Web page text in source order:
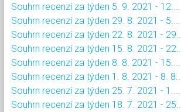
Souhrn recenzí za týden 5. 9. 2021 - 12....
Souhrn recenzí za týden 29. 8. 2021 - 5....
Souhrn recenzí za týden 22. 8. 2021 - 29....
Souhrn recenzí za týden 15. 8. 2021 - 22....
Souhrn recenzí za týden 8. 8. 2021 - 15....
Souhrn recenzí za týden 1. 8. 2021 - 8. 8....
Souhrn recenzí za týden 25. 7. 2021 - 1....
Souhrn recenzí za týden 18. 7. 2021 - 25....